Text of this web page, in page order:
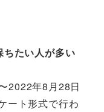
たい人が多い
2022年8月28日
ート形式で行わ